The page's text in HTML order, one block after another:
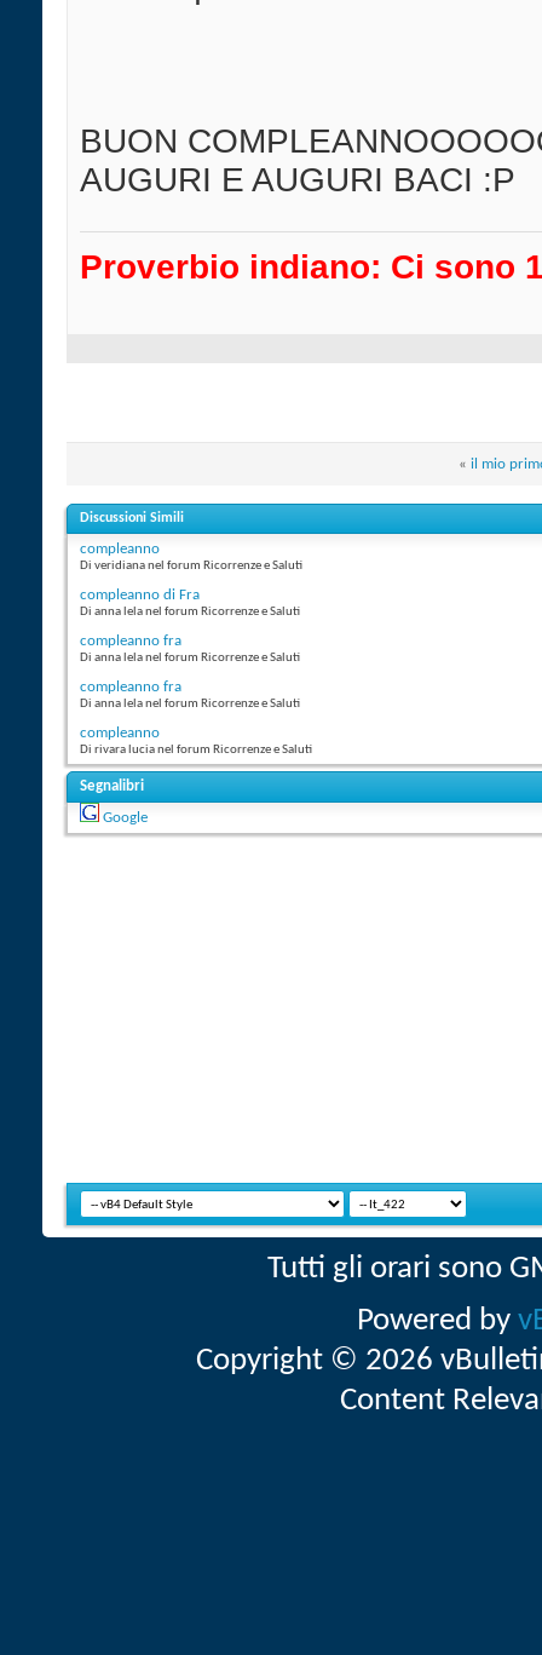
BUON
AUGURI E AUGURI BACI :P
Proverbio indiano: Ci sono
« il mio
Discussioni Simili
compleanno
Di veridiana nel forum Ricorrenze e Saluti
compleanno di Fra
Di anna lela nel forum Ricorrenze e Saluti
compleanno fra
Di anna lela nel forum Ricorrenze e Saluti
compleanno fra
Di anna lela nel forum Ricorrenze e Saluti
compleanno
Di rivara lucia nel forum Ricorrenze e Saluti
Segnalibri
Google
Tutti gli orari sono
Powered by
Copyright © 2026
Content